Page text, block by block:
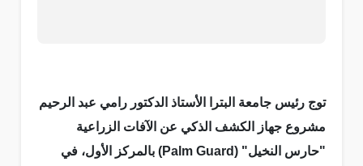
توج رئيس جامعة البترا الأستاذ الدكتور رامي عبد الرحيم
مشروع جهاز الكشف الذكي عن الآفات الزراعية
"حارس النخيل" (Palm Guard) بالمركز الأول، في